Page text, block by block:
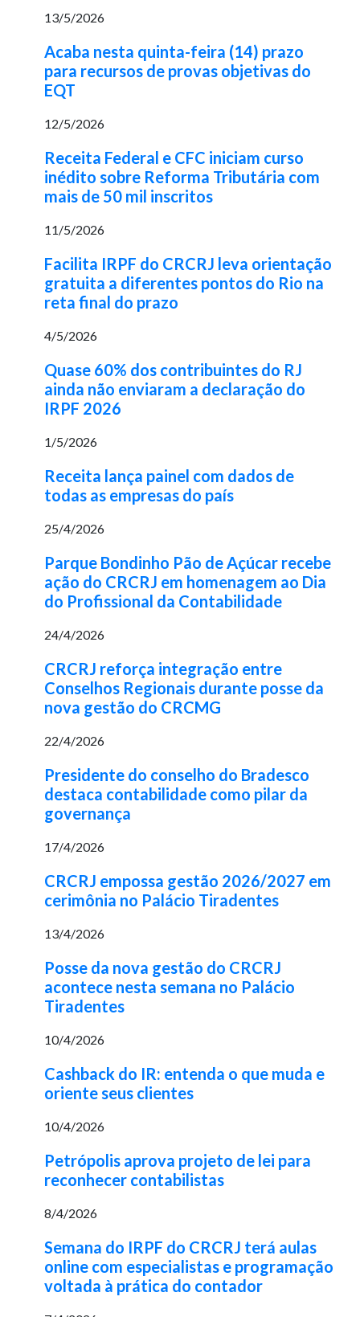
13/5/2026
Acaba nesta quinta-feira (14) prazo
para recursos de provas objetivas do
EQT
12/5/2026
Receita Federal e CFC iniciam curso
inédito sobre Reforma Tributária com
mais de 50 mil inscritos
11/5/2026
Facilita IRPF do CRCRJ leva orientação
gratuita a diferentes pontos do Rio na
reta final do prazo
4/5/2026
Quase 60% dos contribuintes do RJ
ainda não enviaram a declaração do
IRPF 2026
1/5/2026
Receita lança painel com dados de
todas as empresas do país
25/4/2026
Parque Bondinho Pão de Açúcar recebe
ação do CRCRJ em homenagem ao Dia
do Profissional da Contabilidade
24/4/2026
CRCRJ reforça integração entre
Conselhos Regionais durante posse da
nova gestão do CRCMG
22/4/2026
Presidente do conselho do Bradesco
destaca contabilidade como pilar da
governança
17/4/2026
CRCRJ empossa gestão 2026/2027 em
cerimônia no Palácio Tiradentes
13/4/2026
Posse da nova gestão do CRCRJ
acontece nesta semana no Palácio
Tiradentes
10/4/2026
Cashback do IR: entenda o que muda e
oriente seus clientes
10/4/2026
Petrópolis aprova projeto de lei para
reconhecer contabilistas
8/4/2026
Semana do IRPF do CRCRJ terá aulas
online com especialistas e programação
voltada à prática do contador